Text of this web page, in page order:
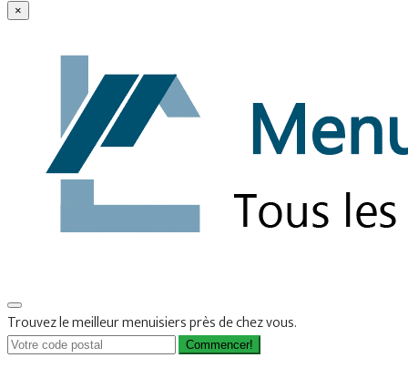
×
Trouvez le meilleur menuisiers près de chez vous.
Commencer!